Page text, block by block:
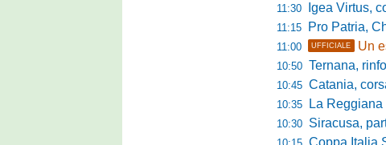
11:30 Igea Virtus,
11:15 Pro Patria,
11:00 UFFICIALE Un
10:50 Ternana,
10:45 Catania, corsa
10:35 La Reggiana
10:30 Siracusa, parte